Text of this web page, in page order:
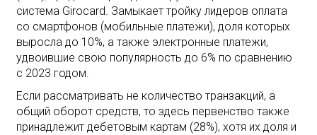
система Girocard. Замыкает тройку лидеров оплата
со смартфонов (мобильные платежи), доля которых
выросла до 10%, а также электронные платежи,
удвоившие свою популярность до 6% по сравнению
с 2023 годом.
Если рассматривать не количество транзакций, а
общий оборот средств, то здесь первенство также
принадлежит дебетовым картам (28%), хотя их доля и